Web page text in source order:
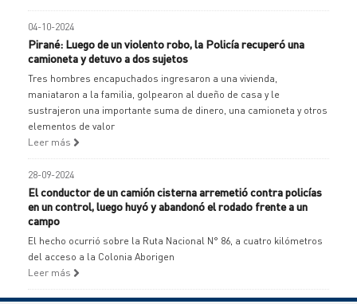
04-10-2024
Pirané: Luego de un violento robo, la Policía recuperó una
camioneta y detuvo a dos sujetos
Tres hombres encapuchados ingresaron a una vivienda,
maniataron a la familia, golpearon al dueño de casa y le
sustrajeron una importante suma de dinero, una camioneta y otros
elementos de valor
Leer más
28-09-2024
El conductor de un camión cisterna arremetió contra policías
en un control, luego huyó y abandonó el rodado frente a un
campo
El hecho ocurrió sobre la Ruta Nacional N° 86, a cuatro kilómetros
del acceso a la Colonia Aborigen
Leer más